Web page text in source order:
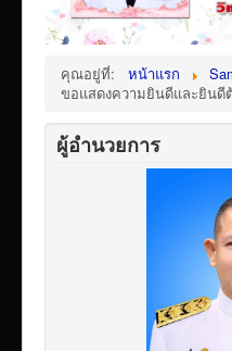
ศูนย์ซ่อมสร้างเพื่อชุมชน
รวม Link หน้าเว็บ QRCode
ร้องเรียน/ร้องทุกข์/สอบถามร
ข้อมูลเปิดเผยต่อสาธารณะ
คุณอยู่ที่: หน้าแรก
ขอแสดงความยินดีและยินดี
ผู้อำนวยการ